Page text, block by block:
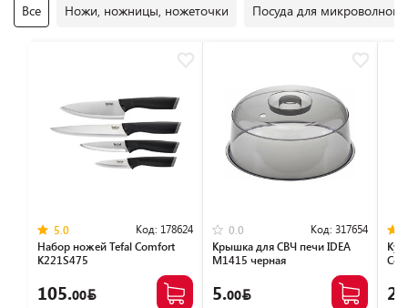
Все Ножи, ножницы, ножеточки Посуда для
5.0 Код: 178624
Набор ножей Tefal Сomfort
K221S475
105.00
0.0 Код: 317654
Крышка для СВЧ печи IDEA
М1415 черная
5.00